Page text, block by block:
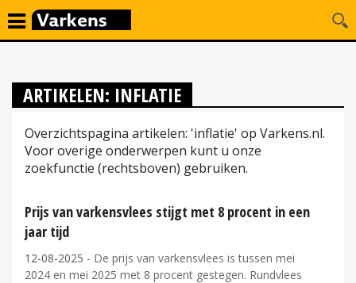
ARTIKELEN: INFLATIE
Overzichtspagina artikelen: 'inflatie' op Varkens.nl.
Voor overige onderwerpen kunt u onze
zoekfunctie (rechtsboven) gebruiken.
Prijs van varkensvlees stijgt met 8 procent in een
jaar tijd
12-08-2025 - De prijs van varkensvlees is tussen mei
2024 en mei 2025 met 8 procent gestegen. Rundvlees